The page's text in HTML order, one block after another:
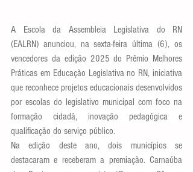
A Escola da Assembleia Legislativa do RN
(EALRN) anunciou, na sexta-feira última (6), os
vencedores da edição 2025 do Prêmio Melhores
Práticas em Educação Legislativa no RN, iniciativa
que reconhece projetos educacionais desenvolvidos
por escolas do legislativo municipal com foco na
formação cidadã, inovação pedagógica e
qualificação do serviço público.
Na edição deste ano, dois municípios se
destacaram e receberam a premiação. Carnaúba